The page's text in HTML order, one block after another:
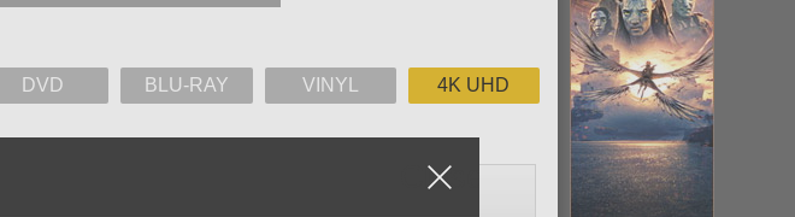
DVD BLU-RAY VINYL 4K UHD
Close